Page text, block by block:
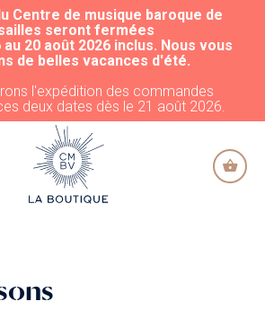
CONTENU PRINCIPAL
Centre de musique baroque de
seront fermées
au 20 août 2026 inclus. Nous vous
de belles vacances d'été.
l'expédition des commandes
deux dates dès le 21 août 2026.